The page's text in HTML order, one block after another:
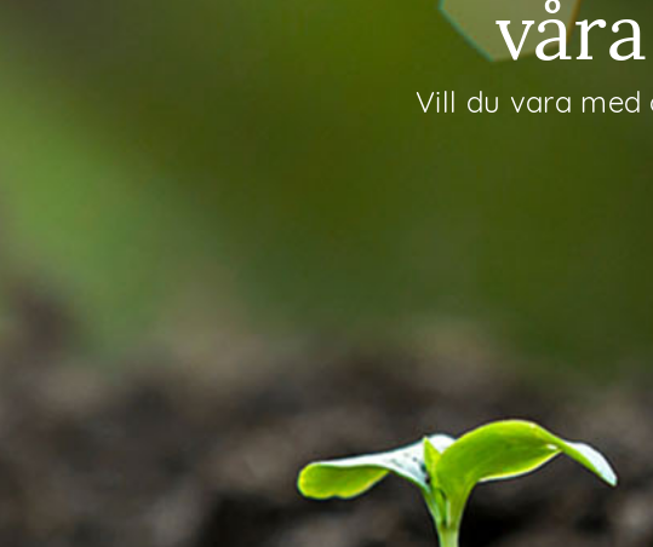
Vill du vara